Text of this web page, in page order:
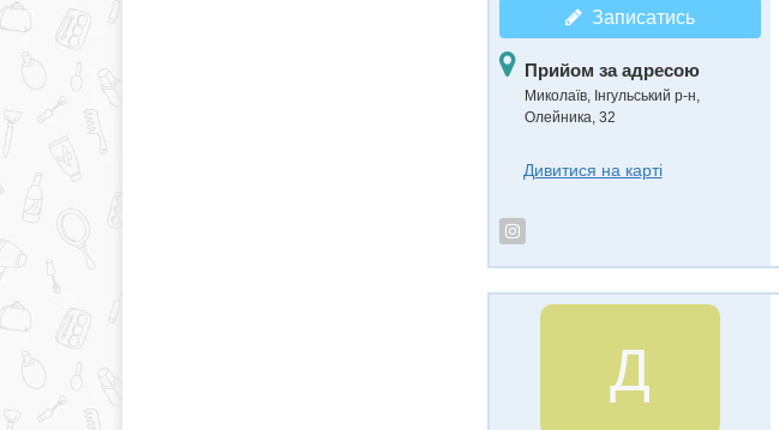
Записатись
Прийом за адресою
Миколаїв, Інгульський р-н,
Олейника, 32
Дивитися на карті
Д